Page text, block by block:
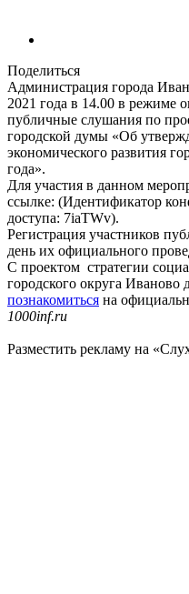
Поделиться
Администрация города
2021 года в 14.00 в режиме
публичные слушания по
городской думы «Об
экономического развития
года».
Для участия в данном
ссылке: (Идентификатор
доступа: 7iaTWv).
Регистрация участников
день их официального
С проектом стратегии
городского округа Иваново
познакомиться на
1000inf.ru
Разместить рекламу на